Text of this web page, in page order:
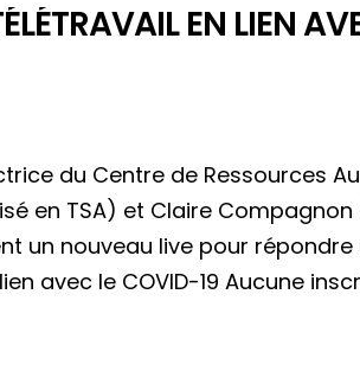
EN LIEN
du Centre de Ressources
en TSA) et Claire
un nouveau live pour
avec le COVID-19 Aucune